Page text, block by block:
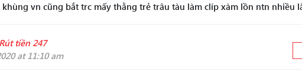
khùng vn cũng bắt trc mấy thằng trẻ trâu tàu làm clíp xàm lồn ntn nhiều
tiền 247
at 11:10 am